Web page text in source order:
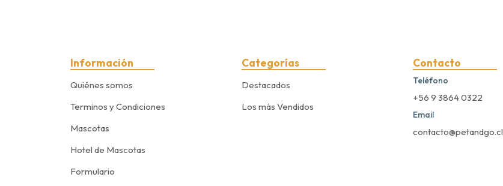
Información
Quiénes somos
Terminos y Condiciones
Mascotas
Hotel de Mascotas
Formulario
Categorías
Destacados
Los más Vendidos
Contacto
Teléfono
+56 9 3864 0322
Email
contacto@petandgo.cl